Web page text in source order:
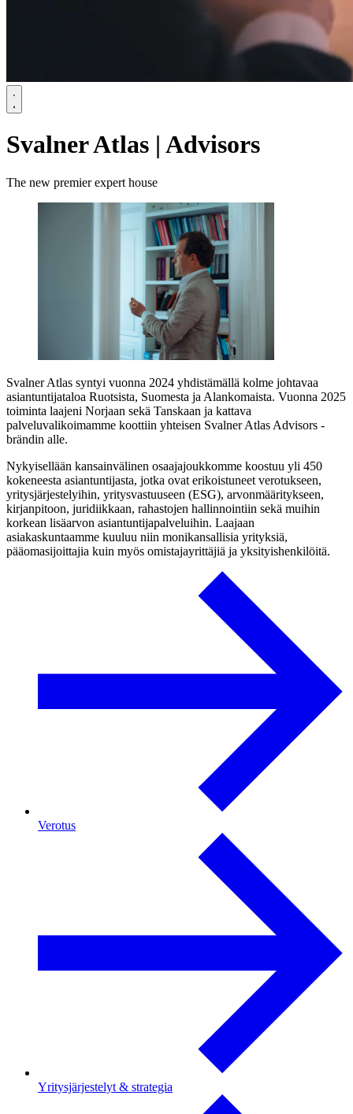
Svalner Atlas | Advisors
The new premier expert house
Svalner Atlas syntyi vuonna 2024 yhdistämällä kolme johtavaa
asiantuntijataloa Ruotsista, Suomesta ja Alankomaista. Vuonna 2025
toiminta laajeni Norjaan sekä Tanskaan ja kattava
palveluvalikoimamme koottiin yhteisen Svalner Atlas Advisors -
brändin alle.
Nykyisellään kansainvälinen osaajajoukkomme koostuu yli 450
kokeneesta asiantuntijasta, jotka ovat erikoistuneet verotukseen,
yritysjärjestelyihin, yritysvastuuseen (ESG), arvonmääritykseen,
kirjanpitoon, juridiikkaan, rahastojen hallinnointiin sekä muihin
korkean lisäarvon asiantuntijapalveluihin. Laajaan
asiakaskuntaamme kuuluu niin monikansallisia yrityksiä,
pääomasijoittajia kuin myös omistajayrittäjiä ja yksityishenkilöitä.
Verotus
Yritysjärjestelyt & strategia